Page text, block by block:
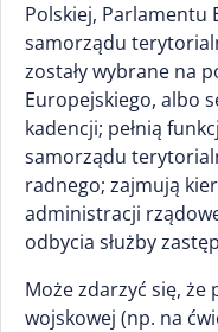
Polskiej, Parlamentu
samorządu
zostały wybrane na
Europejskiego, albo
kadencji; pełnią
samorządu
radnego; zajmują
administracji
odbycia służby
Może zdarzyć się, że
wojskowej (np. na